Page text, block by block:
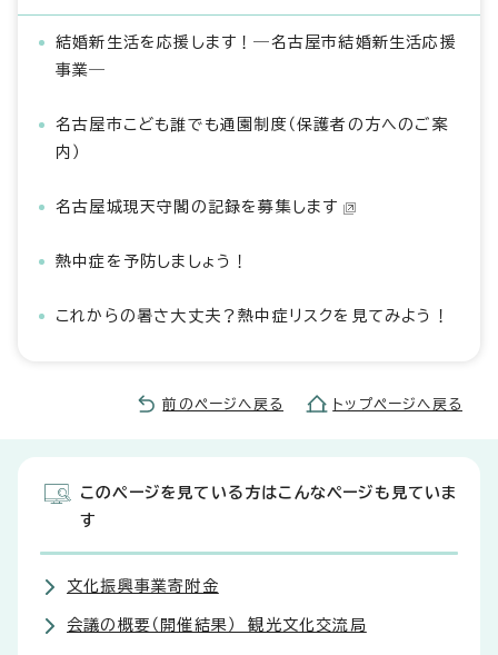
結婚新生活を応援します！―名古屋市結婚新生活応援
事業―
名古屋市こども誰でも通園制度（保護者の方へのご案
内）
名古屋城現天守閣の記録を募集します
熱中症を予防しましょう！
これからの暑さ大丈夫？熱中症リスクを見てみよう！
前のページへ戻る トップページへ戻る
このページを見ている方はこんなページも見ていま
す
文化振興事業寄附金
会議の概要（開催結果） 観光文化交流局